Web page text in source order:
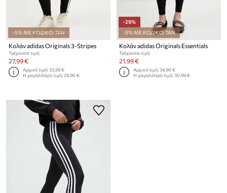
-5% ΜΕ ΚΩΔΙΚΟ: TAN
Κολάν adidas Originals 3-Stripes
Τρέχουσα τιμή:
27,99 €
Αρχική τιμή:33,99 €
Η χαμηλότερη τιμή:29,90 €
-29%
-5% ΜΕ ΚΩΔΙΚΟ: TAN
Κολάν adidas Originals Essentials
Τρέχουσα τιμή:
21,99 €
Αρχική τιμή:34,90 €
Η χαμηλότερη τιμή:30,99 €